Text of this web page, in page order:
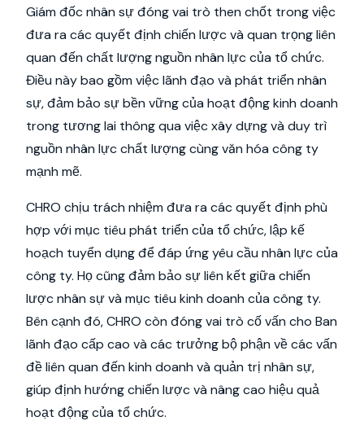
Giám đốc nhân sự đóng vai trò then chốt trong việc
đưa ra các quyết định chiến lược và quan trọng liên
quan đến chất lượng nguồn nhân lực của tổ chức.
Điều này bao gồm việc lãnh đạo và phát triển nhân
sự, đảm bảo sự bền vững của hoạt động kinh doanh
trong tương lai thông qua việc xây dựng và duy trì
nguồn nhân lực chất lượng cùng văn hóa công ty
mạnh mẽ.
CHRO chịu trách nhiệm đưa ra các quyết định phù
hợp với mục tiêu phát triển của tổ chức, lập kế
hoạch tuyển dụng để đáp ứng yêu cầu nhân lực của
công ty. Họ cũng đảm bảo sự liên kết giữa chiến
lược nhân sự và mục tiêu kinh doanh của công ty.
Bên cạnh đó, CHRO còn đóng vai trò cố vấn cho Ban
lãnh đạo cấp cao và các trưởng bộ phận về các vấn
đề liên quan đến kinh doanh và quản trị nhân sự,
giúp định hướng chiến lược và nâng cao hiệu quả
hoạt động của tổ chức.